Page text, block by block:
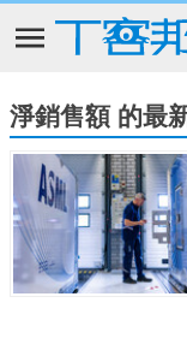
淨銷售額 的最